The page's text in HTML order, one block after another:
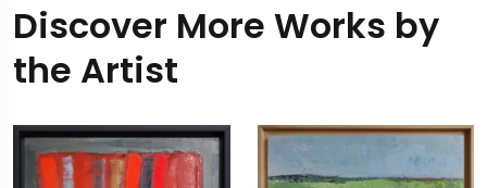
Discover More Works by
the Artist